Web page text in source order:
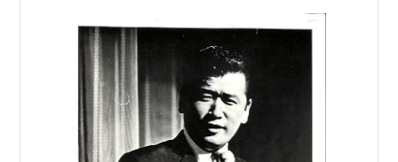
ジシャン コンサートパンフレット 特集 Part-025
| #フランク永井 リサイタル コンサートパンフレ
ット 吉田正 #魅惑の低音 ムード歌謡歌手 #永井清
人 夜霧に消えたチャコ 君恋し 逢いたくて 他 |